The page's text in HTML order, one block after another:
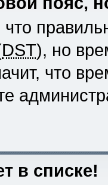
DST), но
что
в списке!